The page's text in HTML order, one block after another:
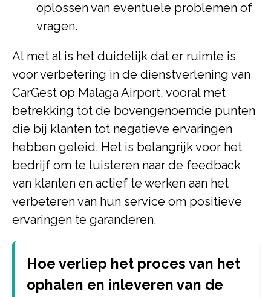
oplossen van eventuele problemen of
vragen.
Al met al is het duidelijk dat er ruimte is
voor verbetering in de dienstverlening van
CarGest op Malaga Airport, vooral met
betrekking tot de bovengenoemde punten
die bij klanten tot negatieve ervaringen
hebben geleid. Het is belangrijk voor het
bedrijf om te luisteren naar de feedback
van klanten en actief te werken aan het
verbeteren van hun service om positieve
ervaringen te garanderen.
Hoe verliep het proces van het
ophalen en inleveren van de